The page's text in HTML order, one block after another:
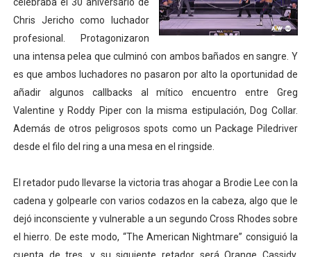
Chris Jericho como luchador
profesional. Protagonizaron
una intensa pelea que culminó con ambos bañados en sangre. Y
es que ambos luchadores no pasaron por alto la oportunidad de
añadir algunos callbacks al mítico encuentro entre Greg
Valentine y Roddy Piper con la misma estipulación, Dog Collar.
Además de otros peligrosos spots como un Package Piledriver
desde el filo del ring a una mesa en el ringside.
El retador pudo llevarse la victoria tras ahogar a Brodie Lee con la
cadena y golpearle con varios codazos en la cabeza, algo que le
dejó inconsciente y vulnerable a un segundo Cross Rhodes sobre
el hierro. De este modo, “The American Nightmare” consiguió la